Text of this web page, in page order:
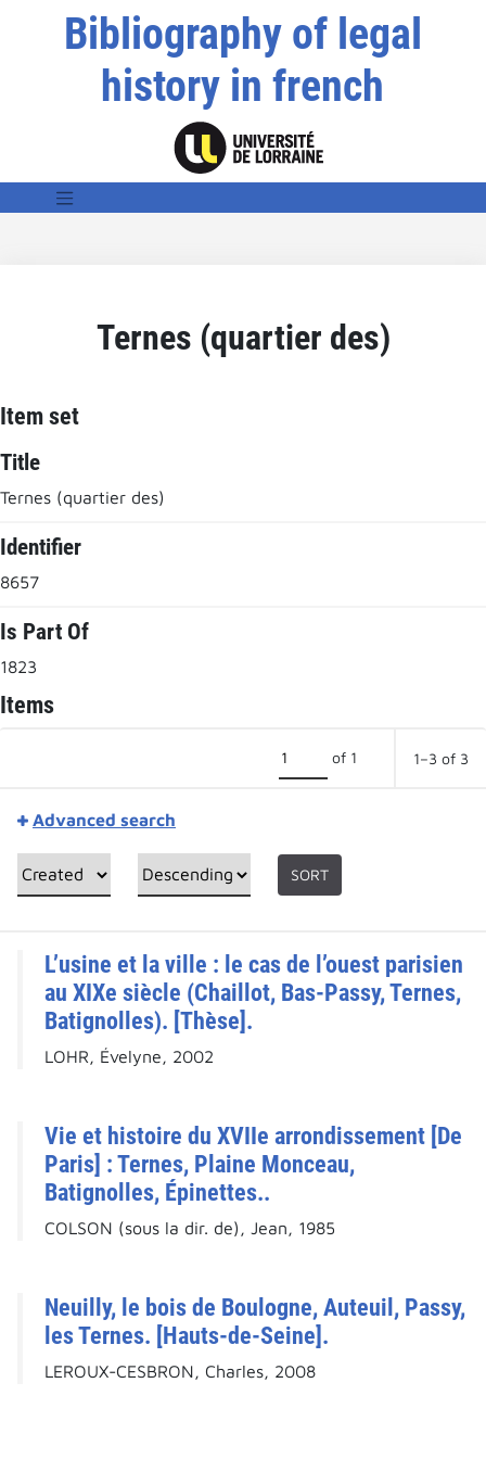
Bibliography of legal
history in french
Ternes (quartier des)
Item set
Title
Ternes (quartier des)
Identifier
8657
Is Part Of
1823
Items
of 1 1–3 of 3
Advanced search
SORT
L’usine et la ville : le cas de l’ouest parisien
au XIXe siècle (Chaillot, Bas-Passy, Ternes,
Batignolles). [Thèse].
LOHR, Évelyne, 2002
Vie et histoire du XVIIe arrondissement [De
Paris] : Ternes, Plaine Monceau,
Batignolles, Épinettes..
COLSON (sous la dir. de), Jean, 1985
Neuilly, le bois de Boulogne, Auteuil, Passy,
les Ternes. [Hauts-de-Seine].
LEROUX-CESBRON, Charles, 2008